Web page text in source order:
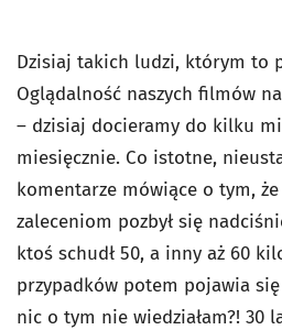
Dzisiaj takich ludzi, którym to
Oglądalność naszych filmów
– dzisiaj docieramy do kilku
miesięcznie. Co istotne,
komentarze mówiące o tym,
zaleceniom pozbył się
ktoś schudł 50, a inny aż 60
przypadków potem pojawia
nic o tym nie wiedziałam?! 30